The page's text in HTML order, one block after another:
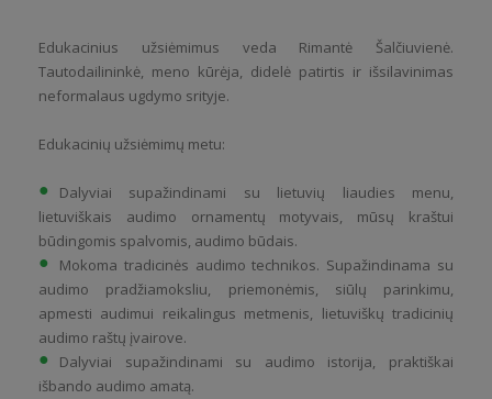
Edukacinius užsiėmimus veda Rimantė Šalčiuvienė.
Tautodailininkė, meno kūrėja, didelė patirtis ir išsilavinimas
neformalaus ugdymo srityje.
Edukacinių užsiėmimų metu:
Dalyviai supažindinami su lietuvių liaudies menu,
lietuviškais audimo ornamentų motyvais, mūsų kraštui
būdingomis spalvomis, audimo būdais.
Mokoma tradicinės audimo technikos. Supažindinama su
audimo pradžiamoksliu, priemonėmis, siūlų parinkimu,
apmesti audimui reikalingus metmenis, lietuviškų tradicinių
audimo raštų įvairove.
Dalyviai supažindinami su audimo istorija, praktiškai
išbando audimo amatą.